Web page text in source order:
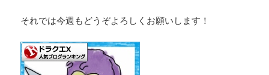
それでは今週もどうぞよろしくお願いします！